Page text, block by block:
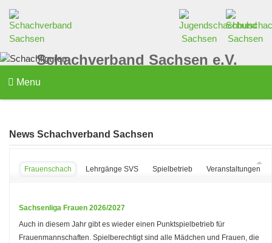
Schachverband Sachsen e.V.
Menu
News Schachverband Sachsen
Frauenschach Lehrgänge SVS Spielbetrieb Veranstaltungen
Sachsenliga Frauen 2026/2027
Auch in diesem Jahr gibt es wieder einen Punktspielbetrieb für
Frauenmannschaften. Spielberechtigt sind alle Mädchen und Frauen, die